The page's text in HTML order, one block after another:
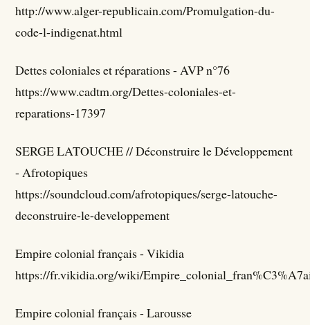
http://www.alger-republicain.com/Promulgation-du-
code-l-indigenat.html
Dettes coloniales et réparations - AVP n°76
https://www.cadtm.org/Dettes-coloniales-et-
reparations-17397
SERGE LATOUCHE // Déconstruire le Développement
- Afrotopiques
https://soundcloud.com/afrotopiques/serge-latouche-
deconstruire-le-developpement
Empire colonial français - Vikidia
https://fr.vikidia.org/wiki/
Empire colonial français - Larousse